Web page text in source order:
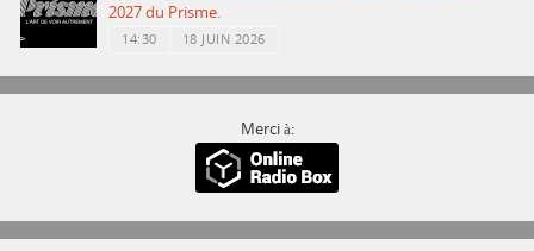
2027 du Prisme.
14:30 18 JUIN 2026
Merci à: